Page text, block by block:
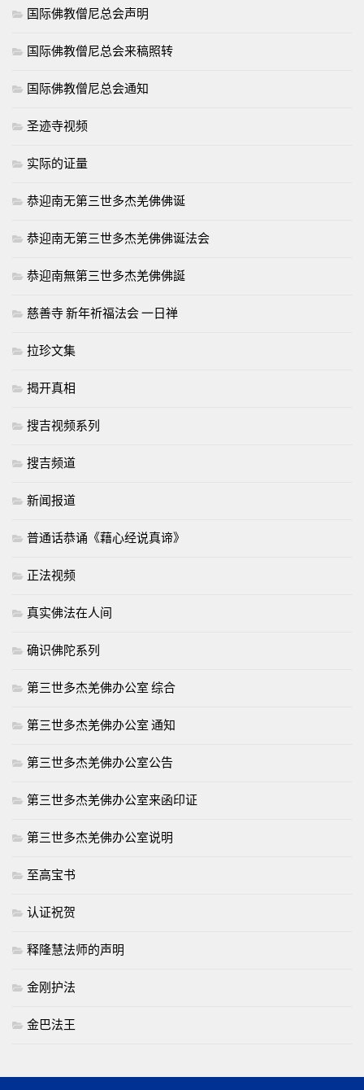
国际佛教僧尼总会声明
国际佛教僧尼总会来稿照转
国际佛教僧尼总会通知
圣迹寺视频
实际的证量
恭迎南无第三世多杰羌佛佛诞
恭迎南无第三世多杰羌佛佛诞法会
恭迎南無第三世多杰羌佛佛誕
慈善寺 新年祈福法会 一日禅
拉珍文集
揭开真相
搜吉视频系列
搜吉频道
新闻报道
普通话恭诵《藉心经说真谛》
正法视频
真实佛法在人间
确识佛陀系列
第三世多杰羌佛办公室 综合
第三世多杰羌佛办公室 通知
第三世多杰羌佛办公室公告
第三世多杰羌佛办公室来函印证
第三世多杰羌佛办公室说明
至高宝书
认证祝贺
释隆慧法师的声明
金刚护法
金巴法王